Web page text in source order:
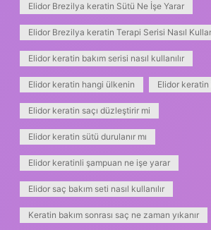
Elidor Brezilya keratin Sütü Ne İşe Yarar
Elidor Brezilya keratin Terapi Serisi Nasıl
Elidor keratin bakım serisi nasıl kullanılır
Elidor keratin hangi ülkenin Elidor
Elidor keratin saçı düzleştirir mi
Elidor keratin sütü durulanır mı
Elidor keratinli şampuan ne işe yarar
Elidor saç bakım seti nasıl kullanılır
Keratin bakım sonrası saç ne zaman yıkanır